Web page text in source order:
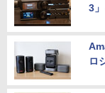
3
ロ